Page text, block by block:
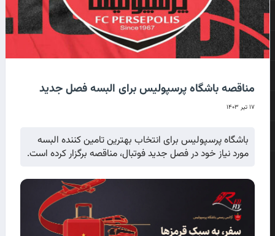
مناقصه باشگاه پرسپولیس برای البسه فصل جدید
۱۷ تیر ۱۴۰۳
باشگاه پرسپولیس برای انتخاب بهترین تامین کننده البسه
مورد نیاز خود در فصل جدید فوتبال، مناقصه برگزار کرده است.